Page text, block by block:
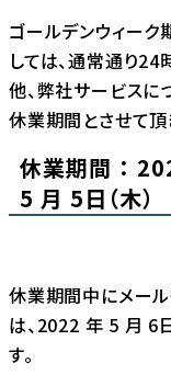
ゴールデンウィー
しては、通常通り24
他、弊社サービスに
休業期間とさせて頂
休業期間 ：
5 月 5日（木）
休業期間中にメー
は、2022 年 5 月 6
す。